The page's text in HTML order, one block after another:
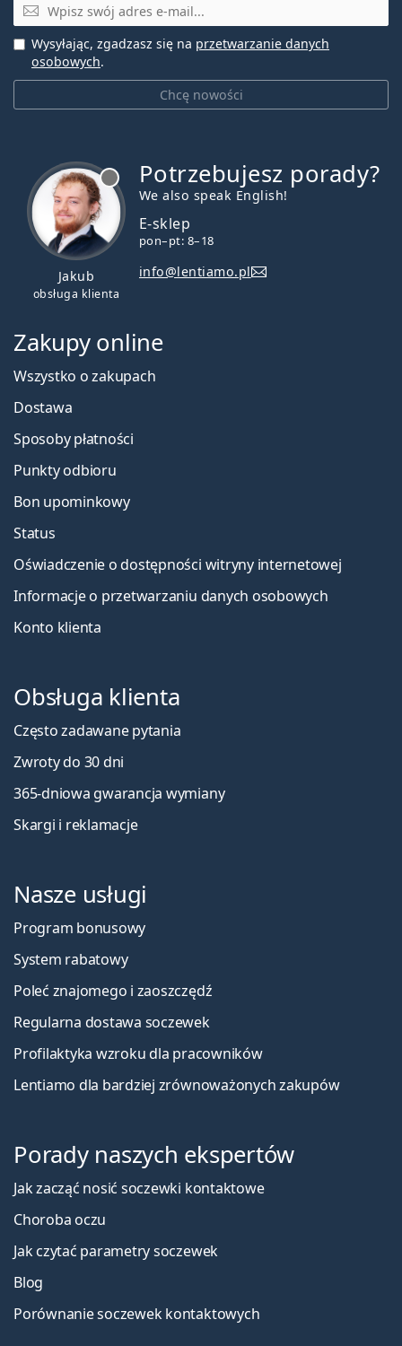
E-mail
Chcę nowości
Wysyłając, zgadzasz się na przetwarzanie danych
osobowych.
Jakub
obsługa klienta
Potrzebujesz porady?
We also speak English!
E-sklep
pon–pt: 8–18
info@lentiamo.pl
Zakupy online
Wszystko o zakupach
Dostawa
Sposoby płatności
Punkty odbioru
Bon upominkowy
Status
Oświadczenie o dostępności witryny internetowej
Informacje o przetwarzaniu danych osobowych
Konto klienta
Obsługa klienta
Często zadawane pytania
Zwroty do 30 dni
365-dniowa gwarancja wymiany
Skargi i reklamacje
Nasze usługi
Program bonusowy
System rabatowy
Poleć znajomego i zaoszczędź
Regularna dostawa soczewek
Profilaktyka wzroku dla pracowników
Lentiamo dla bardziej zrównoważonych zakupów
Porady naszych ekspertów
Jak zacząć nosić soczewki kontaktowe
Choroba oczu
Jak czytać parametry soczewek
Blog
Porównanie soczewek kontaktowych